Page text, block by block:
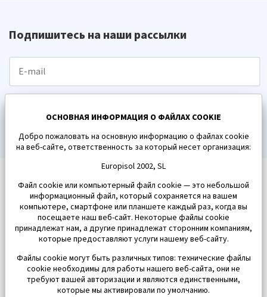
Подпишитесь на наши рассылки
ПОДПИСАТЬСЯ
ОСНОВНАЯ ИНФОРМАЦИЯ О ФАЙЛАХ COOKIE
Добро пожаловать на основную информацию о файлах cookie
на веб-сайте, ответственность за который несет организация:
Europisol 2002, SL
Файл cookie или компьютерный файл cookie — это небольшой
информационный файл, который сохраняется на вашем
компьютере, смартфоне или планшете каждый раз, когда вы
посещаете наш веб-сайт. Некоторые файлы cookie
принадлежат нам, а другие принадлежат сторонним компаниям,
которые предоставляют услуги нашему веб-сайту.
Файлы cookie могут быть различных типов: технические файлы
cookie необходимы для работы нашего веб-сайта, они не
требуют вашей авторизации и являются единственными,
которые мы активировали по умолчанию.